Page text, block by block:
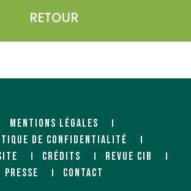
RETOUR
MENTIONS LÉGALES
DE CONFIDENTIALITÉ
CRÉDITS
REVUE CIB
PRESSE
CONTACT